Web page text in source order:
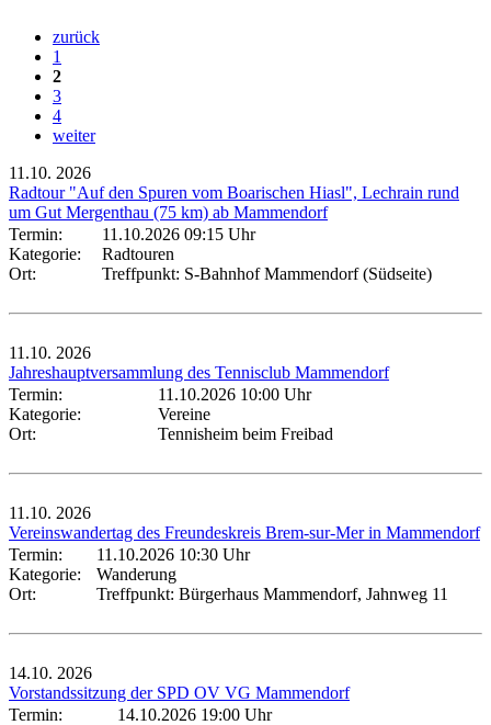
zurück
1
2
3
4
weiter
11.10. 2026
Radtour "Auf den Spuren vom Boarischen Hiasl", Lechrain rund
um Gut Mergenthau (75 km) ab Mammendorf
Termin:
11.10.2026 09:15 Uhr
Kategorie:
Radtouren
Ort:
Treffpunkt: S-Bahnhof Mammendorf (Südseite)
11.10. 2026
Jahreshauptversammlung des Tennisclub Mammendorf
Termin:
11.10.2026 10:00 Uhr
Kategorie:
Vereine
Ort:
Tennisheim beim Freibad
11.10. 2026
Vereinswandertag des Freundeskreis Brem-sur-Mer in Mammendorf
Termin:
11.10.2026 10:30 Uhr
Kategorie:
Wanderung
Ort:
Treffpunkt: Bürgerhaus Mammendorf, Jahnweg 11
14.10. 2026
Vorstandssitzung der SPD OV VG Mammendorf
Termin:
14.10.2026 19:00 Uhr